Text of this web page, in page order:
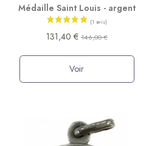
Médaille Saint Louis - argent
131,40 €146,00 €
Voir